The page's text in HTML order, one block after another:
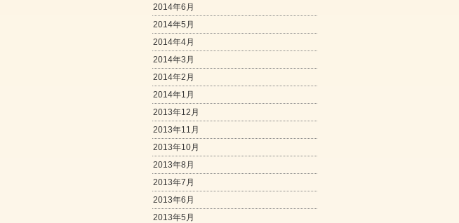
2014年6月
2014年5月
2014年4月
2014年3月
2014年2月
2014年1月
2013年12月
2013年11月
2013年10月
2013年8月
2013年7月
2013年6月
2013年5月